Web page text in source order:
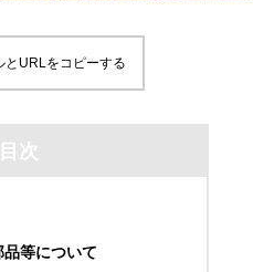
とURLをコピーする
目次
等について